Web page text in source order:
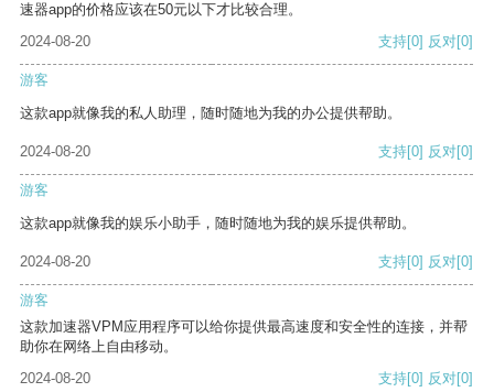
速器app的价格应该在50元以下才比较合理。
2024-08-20
支持[0] 反对[0]
游客
这款app就像我的私人助理，随时随地为我的办公提供帮助。
2024-08-20 支持[0] 反对[0]
游客
这款app就像我的娱乐小助手，随时随地为我的娱乐提供帮助。
2024-08-20 支持[0] 反对[0]
游客
这款加速器VPM应用程序可以给你提供最高速度和安全性的连接，并帮
助你在网络上自由移动。
2024-08-20
支持[0] 反对[0]